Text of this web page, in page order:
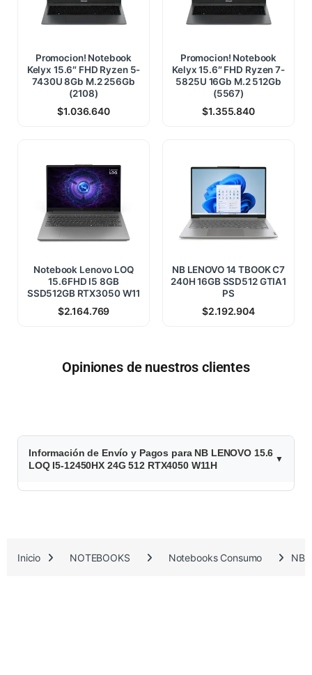
Promocion! Notebook
Kelyx 15.6″ FHD Ryzen 5-
7430U 8Gb M.2 256Gb
(2108)
$1.036.640
Promocion! Notebook
Kelyx 15.6″ FHD Ryzen 7-
5825U 16Gb M.2 512Gb
(5567)
$1.355.840
Notebook Lenovo LOQ
15.6FHD I5 8GB
SSD512GB RTX3050 W11
$2.164.769
NB LENOVO 14 TBOOK C7
240H 16GB SSD512 GTIA1
PS
$2.192.904
Opiniones de nuestros clientes
$
2
.
8
Información de Envío y Pagos para NB LENOVO 15.6
LOQ I5-12450HX 24G 512 RTX4050 W11H
Inicio NOTEBOOKS Notebooks Consumo NB